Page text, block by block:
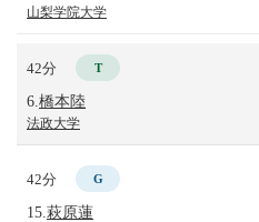
山梨学院大学
42分 T
6. 橋本陸
法政大学
42分 G
15. 萩原蓮